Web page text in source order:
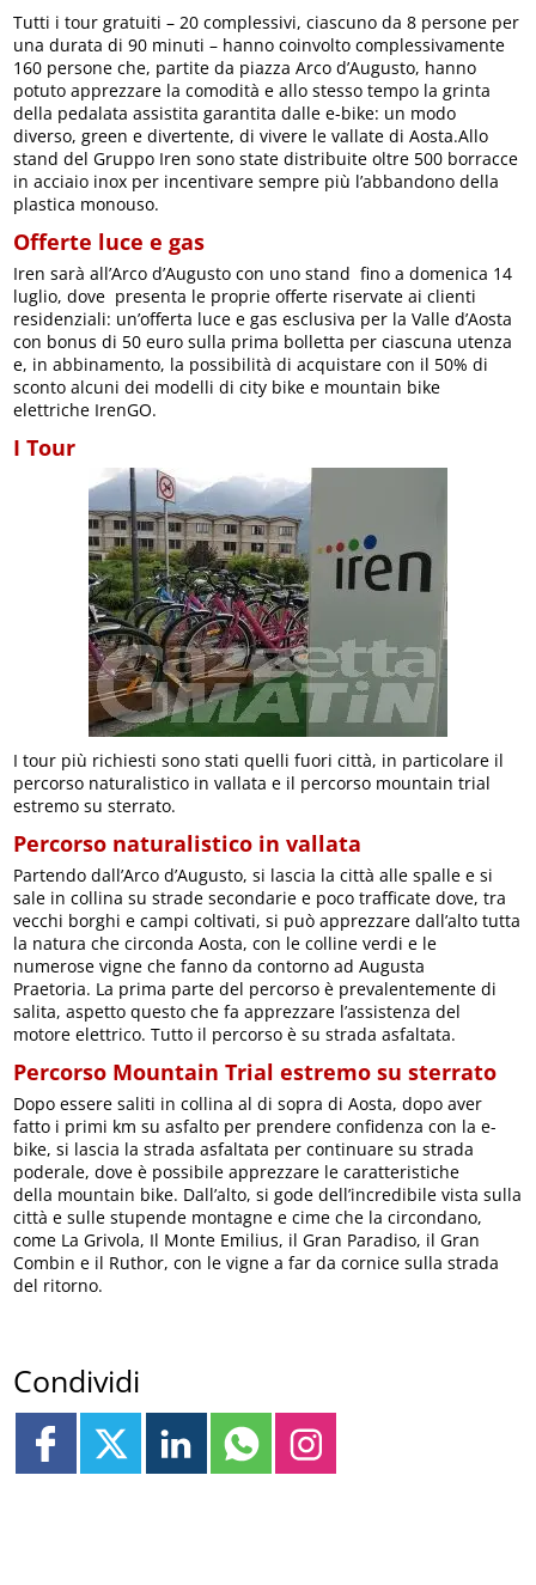
Tutti i tour gratuiti – 20 complessivi, ciascuno da 8 persone per
una durata di 90 minuti – hanno coinvolto complessivamente
160 persone che, partite da piazza Arco d’Augusto, hanno
potuto apprezzare la comodità e allo stesso tempo la grinta
della pedalata assistita garantita dalle e-bike: un modo
diverso, green e divertente, di vivere le vallate di Aosta.Allo
stand del Gruppo Iren sono state distribuite oltre 500 borracce
in acciaio inox per incentivare sempre più l’abbandono della
plastica monouso.
Offerte luce e gas
Iren sarà all’Arco d’Augusto con uno stand fino a domenica 14
luglio, dove presenta le proprie offerte riservate ai clienti
residenziali: un’offerta luce e gas esclusiva per la Valle d’Aosta
con bonus di 50 euro sulla prima bolletta per ciascuna utenza
e, in abbinamento, la possibilità di acquistare con il 50% di
sconto alcuni dei modelli di city bike e mountain bike
elettriche IrenGO.
I Tour
I tour più richiesti sono stati quelli fuori città, in particolare il
percorso naturalistico in vallata e il percorso mountain trial
estremo su sterrato.
Percorso naturalistico in vallata
Partendo dall’Arco d’Augusto, si lascia la città alle spalle e si
sale in collina su strade secondarie e poco trafficate dove, tra
vecchi borghi e campi coltivati, si può apprezzare dall’alto tutta
la natura che circonda Aosta, con le colline verdi e le
numerose vigne che fanno da contorno ad Augusta
Praetoria. La prima parte del percorso è prevalentemente di
salita, aspetto questo che fa apprezzare l’assistenza del
motore elettrico. Tutto il percorso è su strada asfaltata.
Percorso Mountain Trial estremo su sterrato
Dopo essere saliti in collina al di sopra di Aosta, dopo aver
fatto i primi km su asfalto per prendere confidenza con la e-
bike, si lascia la strada asfaltata per continuare su strada
poderale, dove è possibile apprezzare le caratteristiche
della mountain bike. Dall’alto, si gode dell’incredibile vista sulla
città e sulle stupende montagne e cime che la circondano,
come La Grivola, Il Monte Emilius, il Gran Paradiso, il Gran
Combin e il Ruthor, con le vigne a far da cornice sulla strada
del ritorno.
Condividi